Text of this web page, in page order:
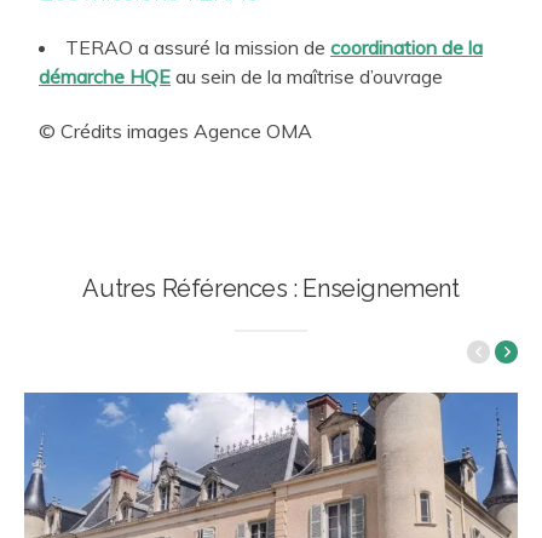
TERAO a assuré la mission de coordination de la
démarche HQE au sein de la maîtrise d’ouvrage
© Crédits images Agence OMA
Autres Références : Enseignement